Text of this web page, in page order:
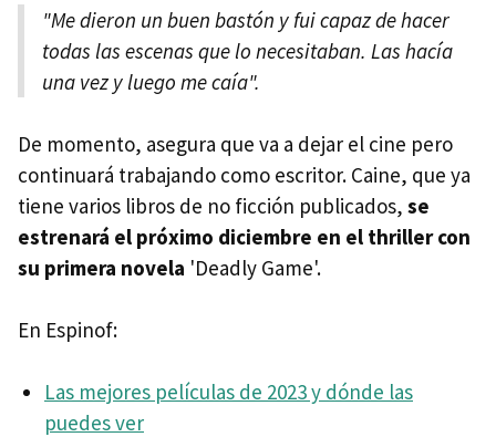
"Me dieron un buen bastón y fui capaz de hacer
todas las escenas que lo necesitaban. Las hacía
una vez y luego me caía".
De momento, asegura que va a dejar el cine pero
continuará trabajando como escritor. Caine, que ya
tiene varios libros de no ficción publicados, se
estrenará el próximo diciembre en el thriller con
su primera novela 'Deadly Game'.
En Espinof:
Las mejores películas de 2023 y dónde las
puedes ver